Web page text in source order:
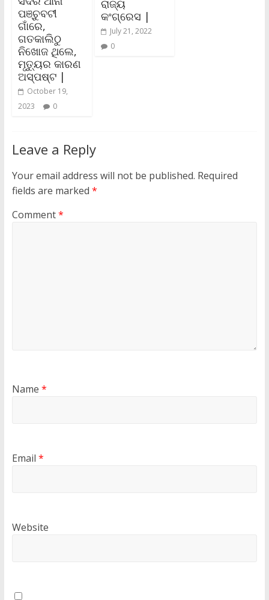
ପଞ୍ଚୁବଟୀ
ଗାଁରେ,
ଗତକାଲିଠୁ
ନିଖୋଜ ଥିଲେ,
ମୃତ୍ୟୁର କାରଣ
ଅସ୍ପଷ୍ଟ |
October 19,
2023
0
ରାଜ୍ୟ
କଂଗ୍ରେସ |
July 21, 2022
0
Leave a Reply
Your email address will not be published. Required
fields are marked *
Comment*
Name *
Email *
Website